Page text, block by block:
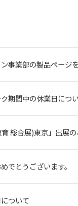
事業部の製品ページ
期間中の休業日につ
育 総合展)東京」出展
でとうございます。
ついて